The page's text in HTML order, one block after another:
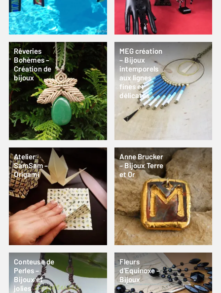
Rêveries
Bohèmes –
Création de
bijoux
MEG création
– Bijoux
intemporels
aux lignes
fines et
délicates
Atelier
SamSam –
Origami
Anne Brucker
– Bijoux Terre
et Or
Conteuse de
Perles –
Bijoux et
jolies
Fleurs
d’Equinoxe –
Bijoux